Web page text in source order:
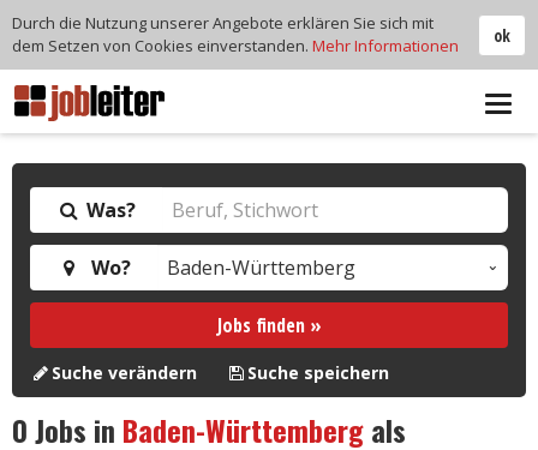
Was?
Wo?
Jobs finden »
Suche verändern Suche speichern
0Jobs in Baden-Württembergals
ok
Durch die Nutzung unserer Angebote erklären Sie sich mit
dem Setzen von Cookies einverstanden. Mehr Informationen